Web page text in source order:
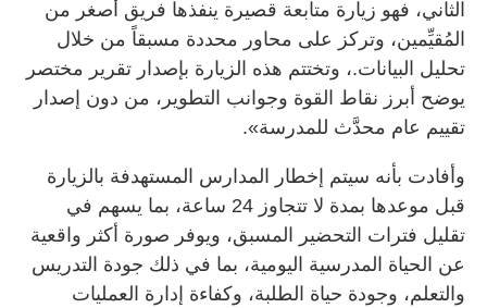
الثاني، فهو زيارة متابعة قصيرة ينفذها فريق أصغر من
المُقيِّمين، وتركز على محاور محددة مسبقاً من خلال
تحليل البيانات.، وتختتم هذه الزيارة بإصدار تقرير مختصر
يوضح أبرز نقاط القوة وجوانب التطوير، من دون إصدار
تقييم عام محدَّث للمدرسة».
وأفادت بأنه سيتم إخطار المدارس المستهدفة بالزيارة
قبل موعدها بمدة لا تتجاوز 24 ساعة، بما يسهم في
تقليل فترات التحضير المسبق، ويوفر صورة أكثر واقعية
عن الحياة المدرسية اليومية، بما في ذلك جودة التدريس
والتعلم، وجودة حياة الطلبة، وكفاءة إدارة العمليات